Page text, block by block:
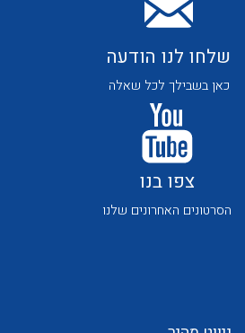
לכל מוצרי היצרן
שלחו לנו הודעה
כאן בשבילך לכל שאלה
צפו בנו
הסרטונים האחרונים שלנו